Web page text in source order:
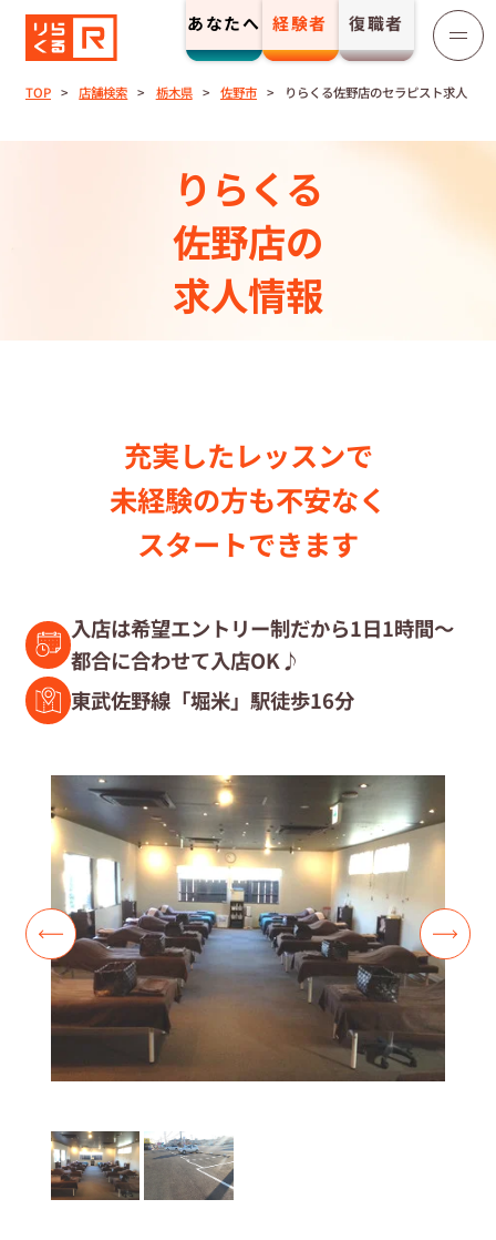
あなたへ 経験者 復職者
りらくる
セラピスト募集
TOP
セラピストストーリー⼀覧
収⼊とサポート
トレーニングセンター一覧
セラピスト募集中の店舗検索
復職セラピスト募集
コラム一覧
よくあるご質問
りらくるサイト
TOP 店舗検索 栃木県 佐野市 りらくる佐野店のセラピスト求人
りらくる
佐野店の
求人情報
充実したレッスンで
未経験の⽅も不安なく
スタートできます
入店は希望エントリー制だから1日1時間～
都合に合わせて入店OK♪
東武佐野線「堀米」駅徒歩16分